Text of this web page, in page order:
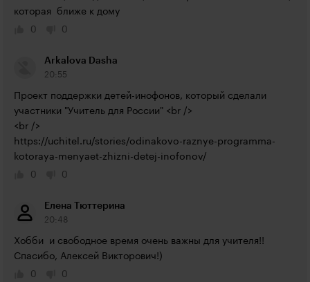
которая  ближе к дому
0
0
Arkalova Dasha
20:55
Проект поддержки детей-инофонов, который сделали
участники "Учитель для России" <br />
https://uchitel.ru/stories/odinakovo-raznye-programma-
kotoraya-menyaet-zhizni-detej-inofonov/
0
0
Елена Тюттерина
20:48
Хобби  и свободное время очень важны для учителя!!
Спасибо, Алексей Викторович!)
0
0